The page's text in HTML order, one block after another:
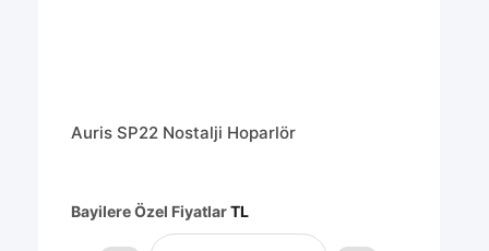
Auris SP22 Nostalji Hoparlör
Bayilere Özel FiyatlarTL